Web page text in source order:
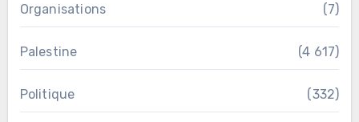
Organisations (7)
Palestine (4 617)
Politique (332)